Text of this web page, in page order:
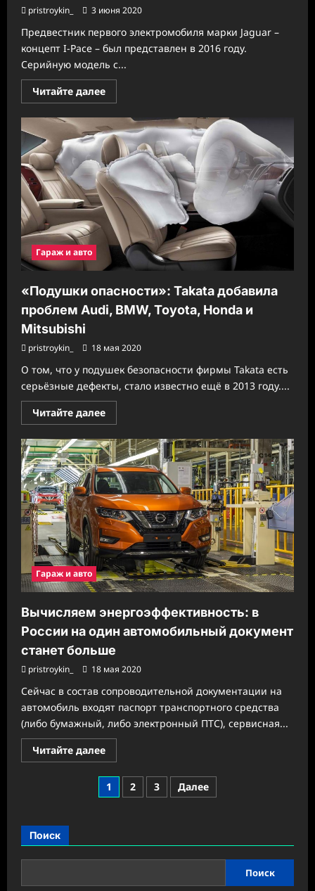
pristroykin_ 3 июня 2020
Предвестник первого электромобиля марки Jaguar –
концепт I-Pace – был представлен в 2016 году.
Серийную модель с...
Читайте далееПрочитать
больше
Едет
дальше:
Jaguar
увеличил
запас
хода
электрокроссовера
I-
Pace
Гараж и авто
«Подушки опасности»: Takata добавила
проблем Audi, BMW, Toyota, Honda и
Mitsubishi
pristroykin_ 18 мая 2020
О том, что у подушек безопасности фирмы Takata есть
серьёзные дефекты, стало известно ещё в 2013 году....
Читайте далееПрочитать
больше
«Подушки
опасности»:
Takata
добавила
проблем
Audi,
BMW,
Toyota,
Honda
и
Mitsubishi
Гараж и авто
Вычисляем энергоэффективность: в
России на один автомобильный документ
станет больше
pristroykin_ 18 мая 2020
Сейчас в состав сопроводительной документации на
автомобиль входят паспорт транспортного средства
(либо бумажный, либо электронный ПТС), сервисная...
Читайте далееПрочитать
больше
Вычисляем
энергоэффективность:
в
документ
станет
Пагинация
1 2 3 Далее
Поиск
Поиск